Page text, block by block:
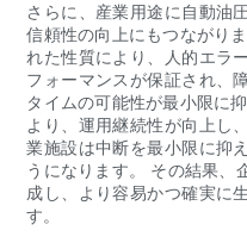
さらに、産業用途に自動油
信頼性の向上にもつながり
れた性質により、人的エラ
フォーマンスが保証され、
タイムの可能性が最小限に
より、運用継続性が向上し
業施設は中断を最小限に抑
うになります。 その結果、
成し、より容易かつ確実に
す。